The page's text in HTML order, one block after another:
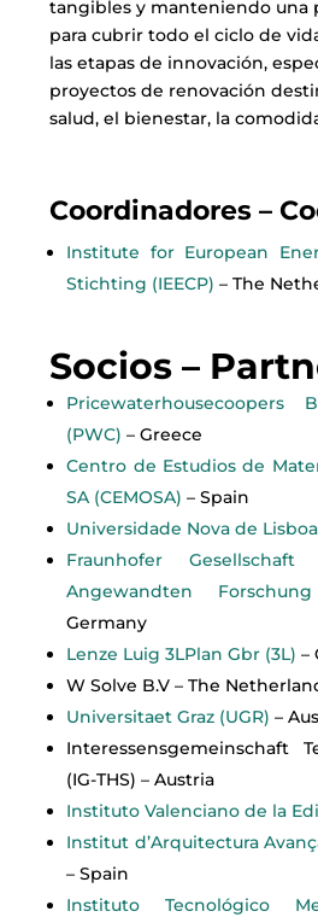
tangibles y manteniendo una
para cubrir todo el ciclo de
las etapas de innovación,
proyectos de renovación
salud, el bienestar, la
Coordinadores –
Institute for European
Stichting (IEECP)– The
Socios –
Pricewaterhousecoopers
(PWC) – Greece
Centro de Estudios de
SA (CEMOSA) – Spain
Universidade Nova de
Fraunhofer
Angewandten
Germany
Lenze Luig 3LPlan Gbr (3L) –
W Solve B.V – The
Universitaet Graz (UGR) –
Interessensgemeinschaft
(IG-THS) – Austria
Instituto Valenciano de la
Institut d’Arquitectura
– Spain
Instituto Tecnológico